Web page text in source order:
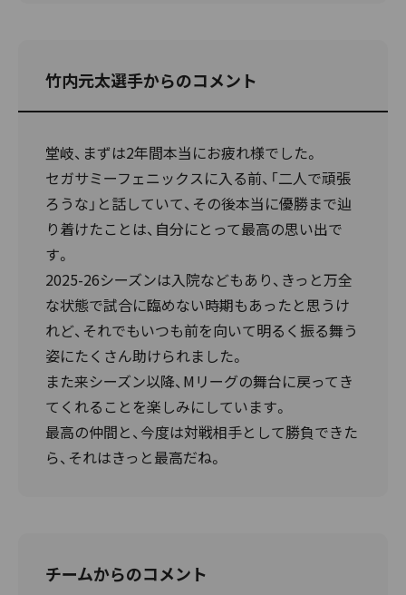
竹内元太選手からのコメント
堂岐、まずは2年間本当にお疲れ様でした。
セガサミーフェニックスに入る前、「二人で頑張
ろうな」と話していて、その後本当に優勝まで辿
り着けたことは、自分にとって最高の思い出で
す。
2025-26シーズンは入院などもあり、きっと万全
な状態で試合に臨めない時期もあったと思うけ
れど、それでもいつも前を向いて明るく振る舞う
姿にたくさん助けられました。
また来シーズン以降、Mリーグの舞台に戻ってき
てくれることを楽しみにしています。
最高の仲間と、今度は対戦相手として勝負できた
ら、それはきっと最高だね。
チームからのコメント